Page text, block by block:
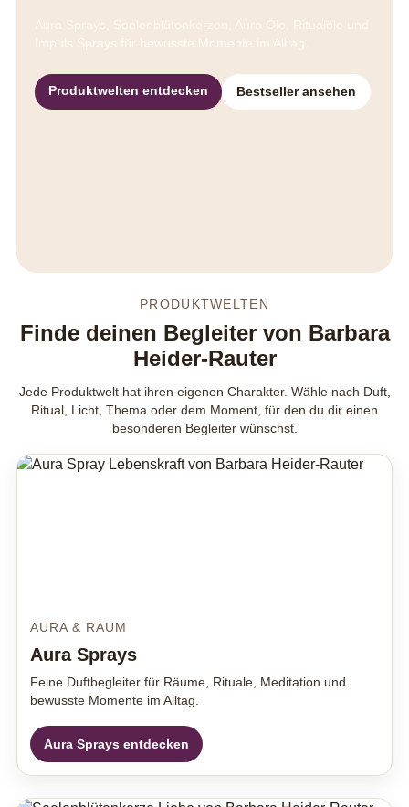
Produktwelten entdecken Bestseller ansehen
PRODUKTWELTEN
Finde deinen Begleiter von Barbara
Heider-Rauter
Jede Produktwelt hat ihren eigenen Charakter. Wähle nach Duft,
Ritual, Licht, Thema oder dem Moment, für den du dir einen
besonderen Begleiter wünschst.
AURA & RAUM
Aura Sprays
Feine Duftbegleiter für Räume, Rituale, Meditation und
bewusste Momente im Alltag.
Aura Sprays entdecken